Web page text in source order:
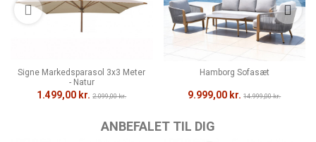
Signe Markedsparasol 3x3 Meter
- Natur
1.499,00 kr. 2.099,00 kr.
Hamborg Sofasæt
9.999,00 kr. 14.999,00 kr.
ANBEFALET TIL DIG